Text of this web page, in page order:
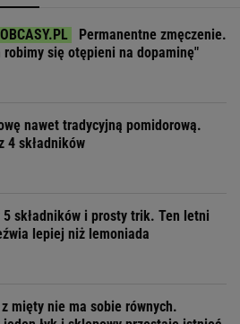
Permanentne zmęczenie.
robimy się otępieni na dopaminę"
nawet tradycyjną pomidorową.
4 składników
5 składników i prosty trik. Ten letni
lepiej niż lemoniada
mięty nie ma sobie równych.